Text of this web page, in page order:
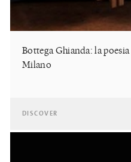
Bottega Ghianda: la
Milano
DISCOVER